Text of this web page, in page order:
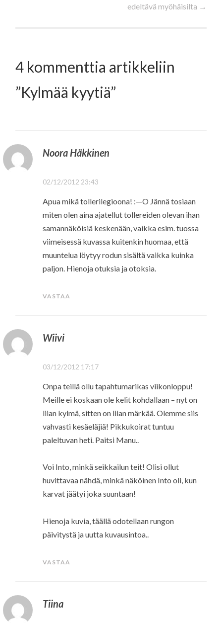
edeltävä myöhäisilta →
4 kommenttia artikkeliin
”Kylmää kyytiä”
Noora Häkkinen
02/12/2012 23:43
Apua mikä tollerilegioona! :—O Jännä tosiaan
miten olen aina ajatellut tollereiden olevan ihan
samannäköisiä keskenään, vaikka esim. tuossa
viimeisessä kuvassa kuitenkin huomaa, että
muuntelua löytyy rodun sisältä vaikka kuinka
paljon. Hienoja otuksia ja otoksia.
VASTAA
Wiivi
03/12/2012 17:17
Onpa teillä ollu tapahtumarikas viikonloppu!
Meille ei koskaan ole kelit kohdallaan – nyt on
liian kylmä, sitten on liian märkää. Olemme siis
vahvasti kesäeläjiä! Pikkukoirat tuntuu
paleltuvan heti. Paitsi Manu..
Voi Into, minkä seikkailun teit! Olisi ollut
huvittavaa nähdä, minkä näköinen Into oli, kun
karvat jäätyi joka suuntaan!
Hienoja kuvia, täällä odotellaan rungon
päivitystä ja uutta kuvausintoa..
VASTAA
Tiina